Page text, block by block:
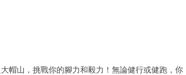
帽山，挑戰你的腳力和毅力！無論健行或健跑，你